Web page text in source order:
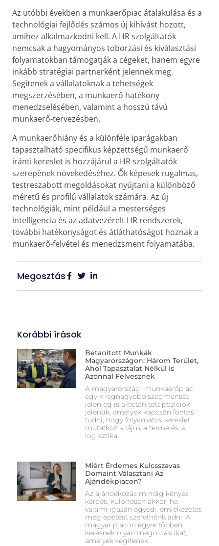
Az utóbbi években a munkaerőpiac átalakulása és a
technológiai fejlődés számos új kihívást hozott,
amihez alkalmazkodni kell. A HR szolgáltatók
nemcsak a hagyományos toborzási és kiválasztási
folyamatokban támogatják a cégeket, hanem egyre
inkább stratégiai partnerként jelennek meg.
Segítenek a vállalatoknak a tehetségek
megszerzésében, a munkaerő hatékony
menedzselésében, valamint a hosszú távú
munkaerő-tervezésben.
A munkaerőhiány és a különféle iparágakban
tapasztalható specifikus képzettségű munkaerő
iránti kereslet is hozzájárul a HR szolgáltatók
szerepének növekedéséhez. Ők képesek rugalmas,
testreszabott megoldásokat nyújtani a különböző
méretű és profilú vállalatok számára. Az új
technológiák, mint például a mesterséges
intelligencia és az adatvezérelt HR rendszerek,
további hatékonyságot és átláthatóságot hoznak a
munkaerő-felvétel és menedzsment folyamatába.
Megosztás
Korábbi írások
Betanított Munkák
Magyarországon: Három Terület,
Ahol Tapasztalat Nélkül Is
Azonnal Felvesznek
A magyarországi munkaerőpiac
egyik legnagyobb szegmensét
jelenleg is a betanított pozíciók
jelentik, amelyek kapcsán fontos
tudni, hogy folyamatos kereslet
mutatkozik rájuk a termelés, a
logisztika
Miért Érdemes Kulcsszavas
Domaint Választani Az
Ajándékpiacon?
Az ajándékozás mindig kényes
kérdés, különösen akkor, ha
valami igazán egyedi, emlékezetes
meglepetést szeretnénk adni. A
magyar piacon egyre többen
keresnek olyan megoldásokat,
amelyek segítenek